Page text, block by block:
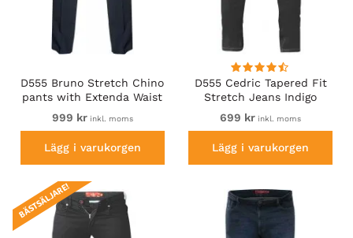
D555 Bruno Stretch Chino
pants with Extenda Waist
Indigo Blue
999 krinkl. moms
Lägg i varukorgen
D555 Cedric Tapered Fit
Stretch Jeans Indigo
699 kr inkl. moms
Lägg i varukorgen
BÄSTSÄLJARE!